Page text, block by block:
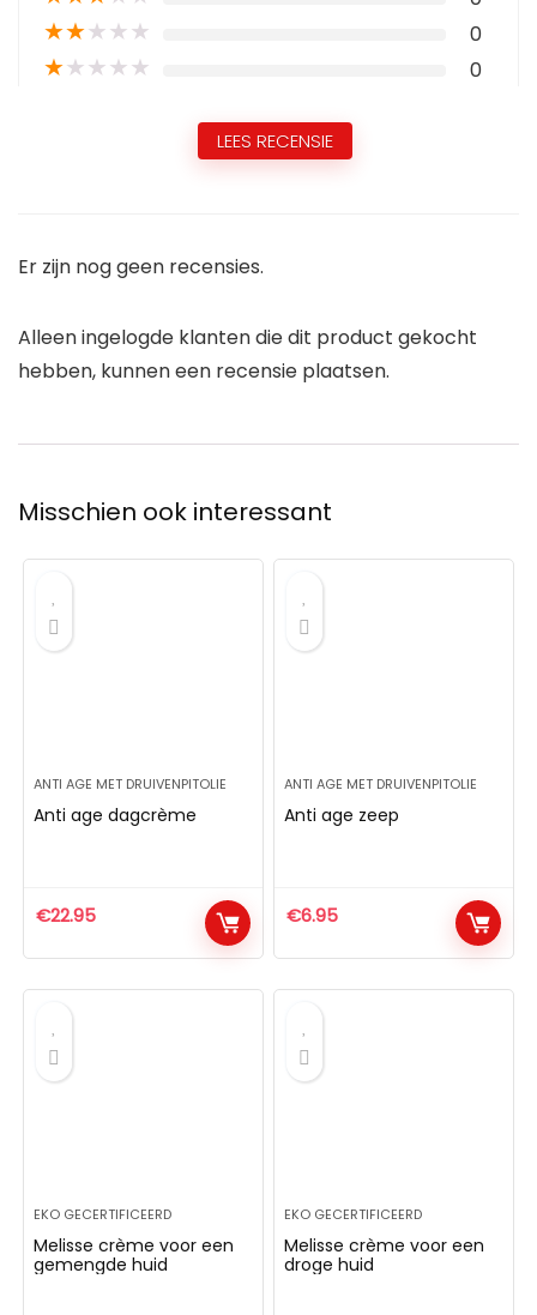
★★★★★ 0
★★★★★ 0
LEES RECENSIE
Er zijn nog geen recensies.
Alleen ingelogde klanten die dit product gekocht
hebben, kunnen een recensie plaatsen.
Misschien ook interessant
ANTI AGE MET DRUIVENPITOLIE
Anti age dagcrème
€22.95
ANTI AGE MET DRUIVENPITOLIE
Anti age zeep
€6.95
EKO GECERTIFICEERD
Melisse crème voor een
gemengde huid
EKO GECERTIFICEERD
Melisse crème voor een
droge huid